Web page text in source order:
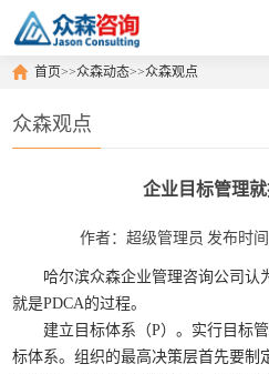
首页>>众森动态>>众森观点
众森观点
企业目标管理
作者：超级管理员 发布时
哈尔滨众森企业管理咨询公司认
就是PDCA的过程。
建立目标体系（P）。实行目标
标体系。组织的最高决策层首先要制